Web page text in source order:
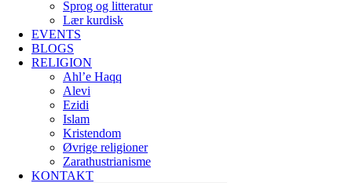
Sprog og litteratur
Lær kurdisk
EVENTS
BLOGS
RELIGION
Ahl’e Haqq
Alevi
Ezidi
Islam
Kristendom
Øvrige religioner
Zarathustrianisme
KONTAKT